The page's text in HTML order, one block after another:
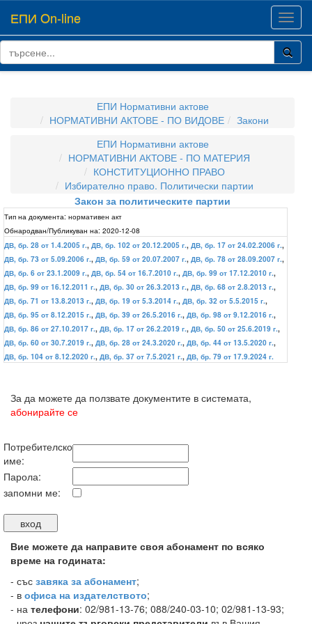
ЕПИ On-line
ЕПИ Нормативни актове
НОРМАТИВНИ АКТОВЕ - ПО ВИДОВЕ
Закони
ЕПИ Нормативни актове
НОРМАТИВНИ АКТОВЕ - ПО МАТЕРИЯ
КОНСТИТУЦИОННО ПРАВО
Избирателно право. Политически партии
Закон за политическите партии
Тип на документа: нормативен акт
Обнародван/Публикуван на: 2020-12-08
ДВ, бр. 28 от 1.4.2005 г., ДВ, бр. 102 от 20.12.2005 г., ДВ, бр. 17 от 24.02.2006 г.,
ДВ, бр. 73 от 5.09.2006 г., ДВ, бр. 59 от 20.07.2007 г., ДВ, бр. 78 от 28.09.2007 г.,
ДВ, бр. 6 от 23.1.2009 г., ДВ, бр. 54 от 16.7.2010 г., ДВ, бр. 99 от 17.12.2010 г.,
ДВ, бр. 99 от 16.12.2011 г., ДВ, бр. 30 от 26.3.2013 г., ДВ, бр. 68 от 2.8.2013 г.,
ДВ, бр. 71 от 13.8.2013 г., ДВ, бр. 19 от 5.3.2014 г., ДВ, бр. 32 от 5.5.2015 г.,
ДВ, бр. 95 от 8.12.2015 г., ДВ, бр. 39 от 26.5.2016 г., ДВ, бр. 98 от 9.12.2016 г.,
ДВ, бр. 86 от 27.10.2017 г., ДВ, бр. 17 от 26.2.2019 г., ДВ, бр. 50 от 25.6.2019 г.,
ДВ, бр. 60 от 30.7.2019 г., ДВ, бр. 28 от 24.3.2020 г., ДВ, бр. 44 от 13.5.2020 г.,
ДВ, бр. 104 от 8.12.2020 г., ДВ, бр. 37 от 7.5.2021 г., ДВ, бр. 79 от 17.9.2024 г.
За да можете да ползвате документите в системата,
абонирайте се
Потребителско
име:
Парола:
запомни ме:
Вие можете да направите своя абонамент по всяко
време на годината:
- със завяка за абонамент;
- в офиса на издателството;
- на телефони: 02/981-13-76; 088/240-03-10; 02/981-13-93;